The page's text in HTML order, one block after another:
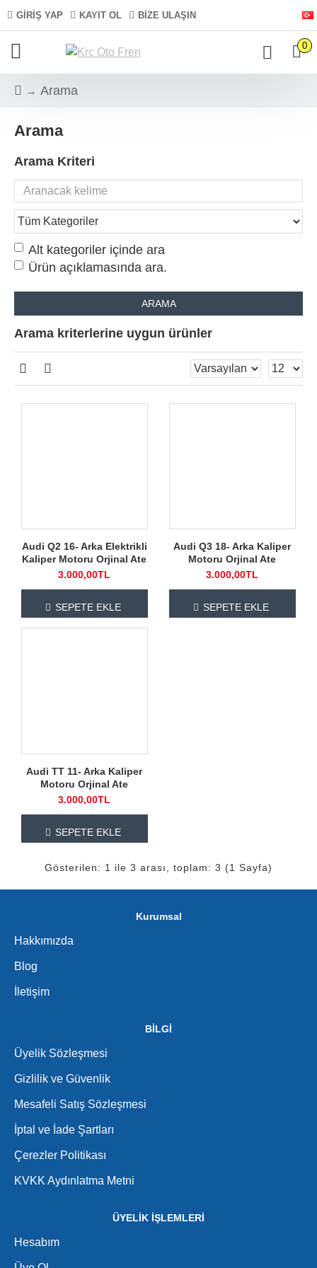
GIRIŞ YAP KAYIT OL BIZE ULAŞIN
0
Arama
Arama
Arama Kriteri
Alt kategoriler içinde ara
Ürün açıklamasında ara.
ARAMA
Arama kriterlerine uygun ürünler
Audi Q2 16- Arka Elektrikli
Kaliper Motoru Orjinal Ate
3.000,00TL
SEPETE EKLE
Audi Q3 18- Arka Kaliper
Motoru Orjinal Ate
3.000,00TL
SEPETE EKLE
Audi TT 11- Arka Kaliper
Motoru Orjinal Ate
3.000,00TL
SEPETE EKLE
Gösterilen: 1 ile 3 arası, toplam: 3 (1 Sayfa)
Kurumsal
Hakkımızda
Blog
İletişim
BİLGİ
Üyelik Sözleşmesi
Gizlilik ve Güvenlik
Mesafeli Satış Sözleşmesi
İptal ve İade Şartları
Çerezler Politikası
KVKK Aydınlatma Metni
ÜYELİK İŞLEMLERİ
Hesabım